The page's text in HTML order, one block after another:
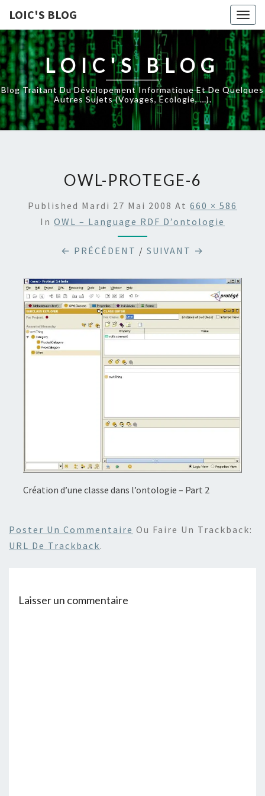
LOIC'S BLOG
LOIC'S BLOG
Blog Traitant Du Dévelopement Informatique Et De Quelques
Autres Sujets (voyages, Écologie, …).
OWL-PROTEGE-6
Published Mardi 27 Mai 2008 At 660 × 586
In OWL – Language RDF D’ontologie
← PRÉCÉDENT / SUIVANT →
Création d’une classe dans l’ontologie – Part 2
Poster Un Commentaire Ou Faire Un Trackback:
URL De Trackback.
Laisser un commentaire